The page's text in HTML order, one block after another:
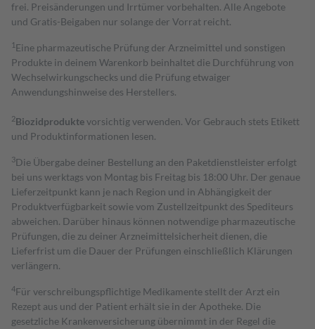
frei. Preisänderungen und Irrtümer vorbehalten. Alle Angebote
und Gratis-Beigaben nur solange der Vorrat reicht.
1 Eine pharmazeutische Prüfung der Arzneimittel und sonstigen
Produkte in deinem Warenkorb beinhaltet die Durchführung von
Wechselwirkungschecks und die Prüfung etwaiger
Anwendungshinweise des Herstellers.
2Biozidproduktevorsichtig verwenden. Vor Gebrauch stets Etikett
und Produktinformationen lesen.
3Die Übergabe deiner Bestellung an den Paketdienstleister erfolgt
bei uns werktags von Montag bis Freitag bis 18:00 Uhr. Der genaue
Lieferzeitpunkt kann je nach Region und in Abhängigkeit der
Produktverfügbarkeit sowie vom Zustellzeitpunkt des Spediteurs
abweichen. Darüber hinaus können notwendige pharmazeutische
Prüfungen, die zu deiner Arzneimittelsicherheit dienen, die
Lieferfrist um die Dauer der Prüfungen einschließlich Klärungen
verlängern.
4Für verschreibungspflichtige Medikamente stellt der Arzt ein
Rezept aus und der Patient erhält sie in der Apotheke. Die
gesetzliche Krankenversicherung übernimmt in der Regel die